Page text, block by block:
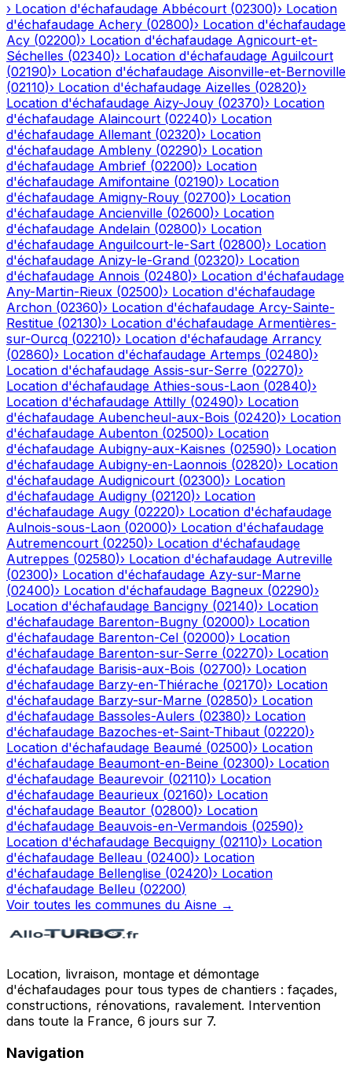
› Location d'échafaudage Abbécourt (02300)› Location
d'échafaudage Achery (02800)› Location d'échafaudage
Acy (02200)› Location d'échafaudage Agnicourt-et-
Séchelles (02340)› Location d'échafaudage Aguilcourt
(02190)› Location d'échafaudage Aisonville-et-Bernoville
(02110)› Location d'échafaudage Aizelles (02820)›
Location d'échafaudage Aizy-Jouy (02370)› Location
d'échafaudage Alaincourt (02240)› Location
d'échafaudage Allemant (02320)› Location
d'échafaudage Ambleny (02290)› Location
d'échafaudage Ambrief (02200)› Location
d'échafaudage Amifontaine (02190)› Location
d'échafaudage Amigny-Rouy (02700)› Location
d'échafaudage Ancienville (02600)› Location
d'échafaudage Andelain (02800)› Location
d'échafaudage Anguilcourt-le-Sart (02800)› Location
d'échafaudage Anizy-le-Grand (02320)› Location
d'échafaudage Annois (02480)› Location d'échafaudage
Any-Martin-Rieux (02500)› Location d'échafaudage
Archon (02360)› Location d'échafaudage Arcy-Sainte-
Restitue (02130)› Location d'échafaudage Armentières-
sur-Ourcq (02210)› Location d'échafaudage Arrancy
(02860)› Location d'échafaudage Artemps (02480)›
Location d'échafaudage Assis-sur-Serre (02270)›
Location d'échafaudage Athies-sous-Laon (02840)›
Location d'échafaudage Attilly (02490)› Location
d'échafaudage Aubencheul-aux-Bois (02420)› Location
d'échafaudage Aubenton (02500)› Location
d'échafaudage Aubigny-aux-Kaisnes (02590)› Location
d'échafaudage Aubigny-en-Laonnois (02820)› Location
d'échafaudage Audignicourt (02300)› Location
d'échafaudage Audigny (02120)› Location
d'échafaudage Augy (02220)› Location d'échafaudage
Aulnois-sous-Laon (02000)› Location d'échafaudage
Autremencourt (02250)› Location d'échafaudage
Autreppes (02580)› Location d'échafaudage Autreville
(02300)› Location d'échafaudage Azy-sur-Marne
(02400)› Location d'échafaudage Bagneux (02290)›
Location d'échafaudage Bancigny (02140)› Location
d'échafaudage Barenton-Bugny (02000)› Location
d'échafaudage Barenton-Cel (02000)› Location
d'échafaudage Barenton-sur-Serre (02270)› Location
d'échafaudage Barisis-aux-Bois (02700)› Location
d'échafaudage Barzy-en-Thiérache (02170)› Location
d'échafaudage Barzy-sur-Marne (02850)› Location
d'échafaudage Bassoles-Aulers (02380)› Location
d'échafaudage Bazoches-et-Saint-Thibaut (02220)›
Location d'échafaudage Beaumé (02500)› Location
d'échafaudage Beaumont-en-Beine (02300)› Location
d'échafaudage Beaurevoir (02110)› Location
d'échafaudage Beaurieux (02160)› Location
d'échafaudage Beautor (02800)› Location
d'échafaudage Beauvois-en-Vermandois (02590)›
Location d'échafaudage Becquigny (02110)› Location
d'échafaudage Belleau (02400)› Location
d'échafaudage Bellenglise (02420)› Location
d'échafaudage Belleu (02200)
Voir toutes les communes du Aisne →
Location, livraison, montage et démontage
d'échafaudages pour tous types de chantiers : façades,
constructions, rénovations, ravalement. Intervention
dans toute la France, 6 jours sur 7.
Navigation